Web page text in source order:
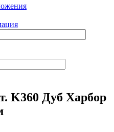
K360 Дуб Харбор